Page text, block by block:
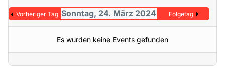
Vorheriger Tag Sonntag, 24. März 2024 Folgetag
Es wurden keine Events gefunden